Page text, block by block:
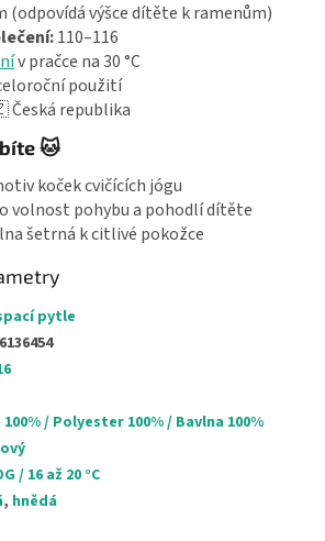
(odpovídá výšce dítěte k ramenům)
110–116
v pračce na 30 °C
použití
republika
🐱
koček cvičících jógu
volnost pohybu a pohodlí dítěte
šetrná k citlivé pokožce
pytle
/ Polyester 100% / Bavlna 100%
/ 16 až 20 °C
, hnědá